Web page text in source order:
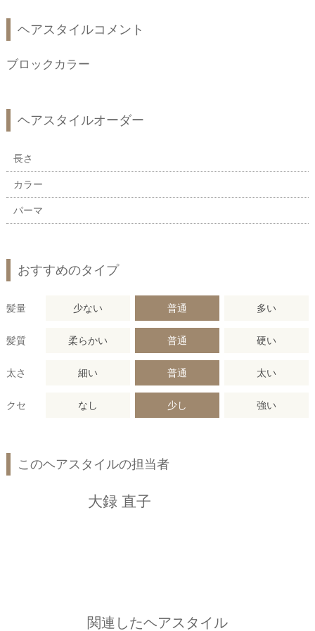
ヘアスタイルコメント
ブロックカラー
ヘアスタイルオーダー
長さ
カラー
パーマ
おすすめのタイプ
髪量 少ない 普通 多い
髪質 柔らかい 普通 硬い
太さ 細い 普通 太い
クセ なし 少し 強い
このヘアスタイルの担当者
大録 直子
関連したヘアスタイル